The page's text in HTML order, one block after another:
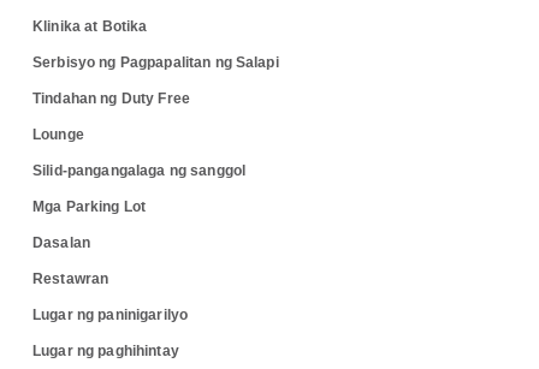
Klinika at Botika
Serbisyo ng Pagpapalitan ng Salapi
Tindahan ng Duty Free
Lounge
Silid-pangangalaga ng sanggol
Mga Parking Lot
Dasalan
Restawran
Lugar ng paninigarilyo
Lugar ng paghihintay